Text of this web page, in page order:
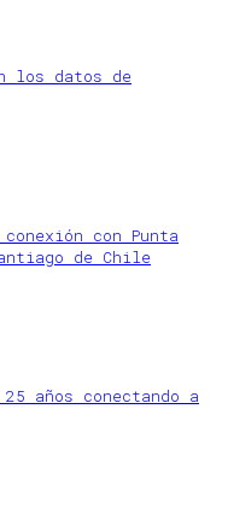
los datos de
con Punta
de Chile
años conectando a